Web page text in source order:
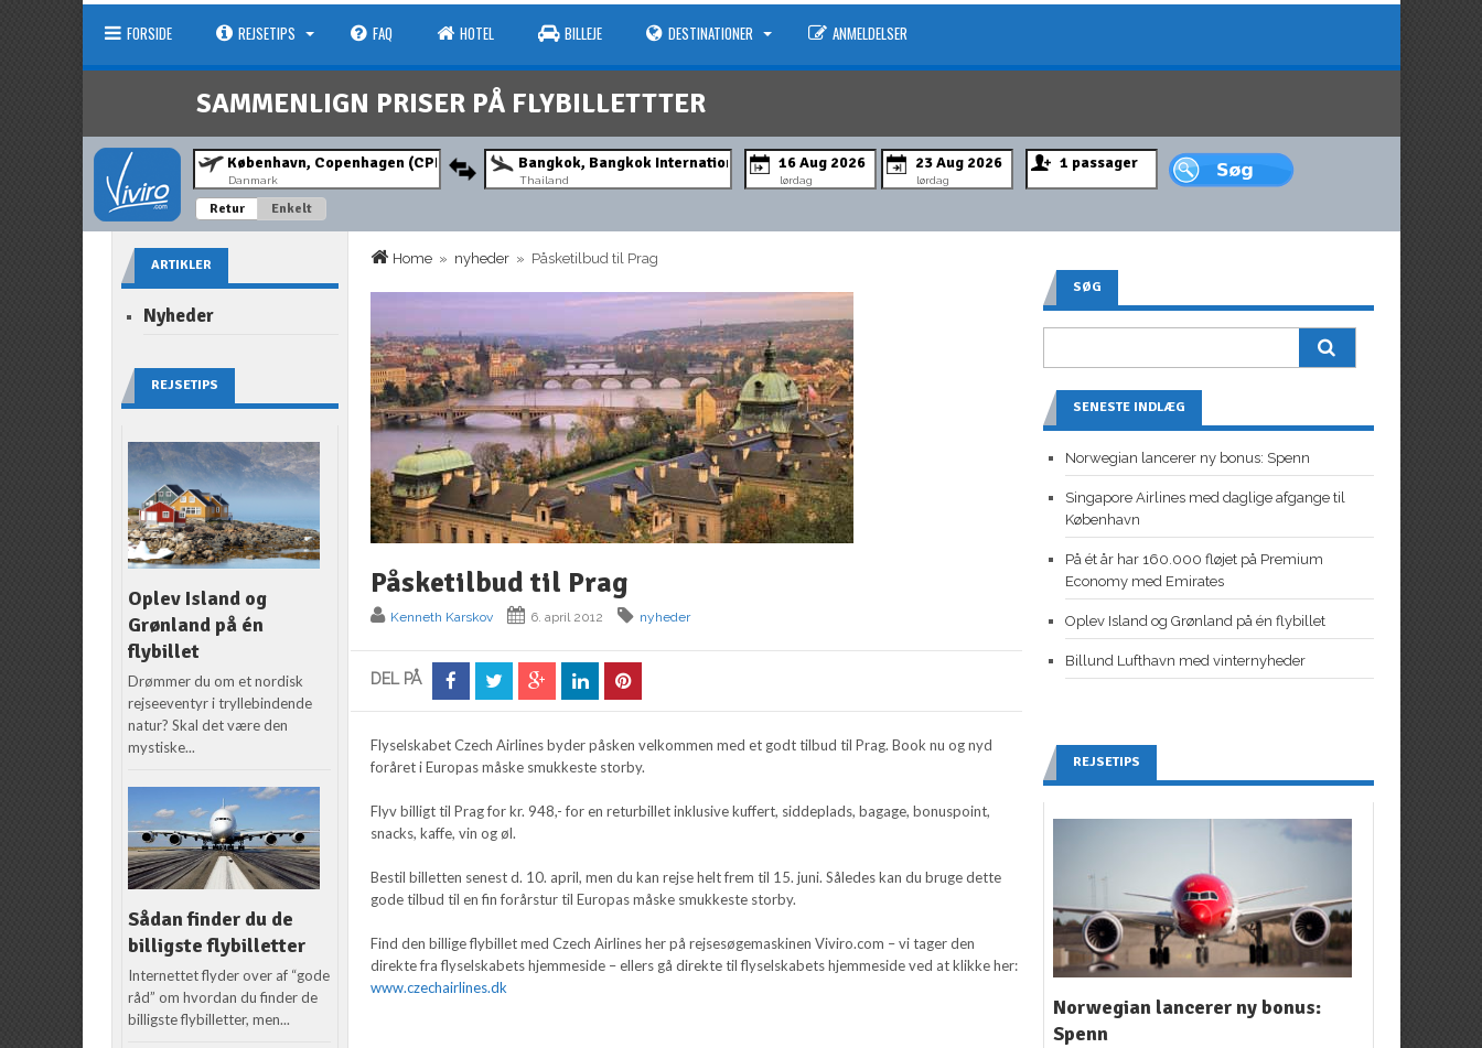
FORSIDE REJSETIPS FAQ HOTEL BILLEJE DESTINATIONER ANMELDELSER
SAMMENLIGN PRISER PÅ FLYBILLETTTER
Danmark Thailand lørdag lørdag
Retur Enkelt
Home » nyheder » Påsketilbud til Prag
Påsketilbud til Prag
Kenneth Karskov 6. april 2012 nyheder
DEL PÅ
Flyselskabet Czech Airlines byder påsken velkommen med et godt tilbud til Prag. Book nu og nyd
foråret i Europas måske smukkeste storby.
Flyv billigt til Prag for kr. 948,- for en returbillet inklusive kuffert, siddeplads, bagage, bonuspoint,
snacks, kaffe, vin og øl.
Bestil billetten senest d. 10. april, men du kan rejse helt frem til 15. juni. Således kan du bruge dette
gode tilbud til en fin forårstur til Europas måske smukkeste storby.
Find den billige flybillet med Czech Airlines her på rejsesøgemaskinen Viviro.com – vi tager den
direkte fra flyselskabets hjemmeside – ellers gå direkte til flyselskabets hjemmeside ved at klikke her:
www.czechairlines.dk
ARTIKLER
Nyheder
REJSETIPS
Oplev Island og
Grønland på én
flybillet
Drømmer du om et nordisk
rejseeventyr i tryllebindende
natur? Skal det være den
mystiske...
Sådan finder du de
billigste flybilletter
Internettet flyder over af “gode
råd” om hvordan du finder de
billigste flybilletter, men...
SØG
SENESTE INDLÆG
Norwegian lancerer ny bonus: Spenn
Singapore Airlines med daglige afgange til
København
På ét år har 160.000 fløjet på Premium
Economy med Emirates
Oplev Island og Grønland på én flybillet
Billund Lufthavn med vinternyheder
REJSETIPS
Norwegian lancerer ny bonus:
Spenn